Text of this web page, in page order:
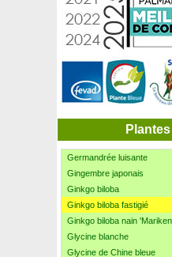
Géranium 'Espresso'
Géranium 'Johnson Blue'
Géranium 'Nimbus'
Géranium 'Rozanne'
Géranium 'Russel Prichard'
Géranium 'Samobor'
Géranium vivace à fleurs
Germandrée arbustive
Germandrée luisante
Gingembre japonais
Ginkgo biloba
Ginkgo biloba fastigié
Ginkgo biloba nain
Glycine blanche
Glycine de Chine bleue